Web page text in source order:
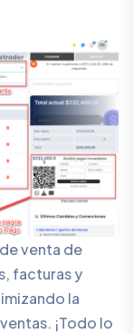
venta de
facturas y
la
¡Todo lo